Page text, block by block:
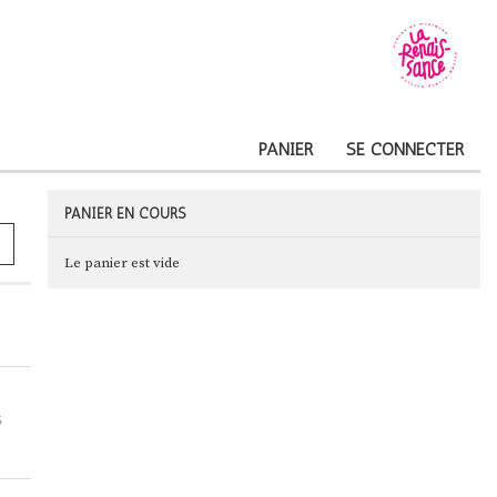
PANIER SE CONNECTER
PANIER EN COURS
Le panier est vide